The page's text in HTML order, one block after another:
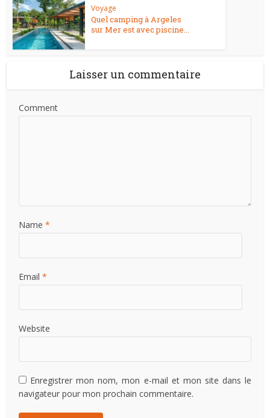
Voyage
Quel camping à Argeles
sur Mer est avec piscine...
Laisser un commentaire
Comment
Name *
Email *
Website
Enregistrer mon nom, mon e-mail et mon site dans le
navigateur pour mon prochain commentaire.